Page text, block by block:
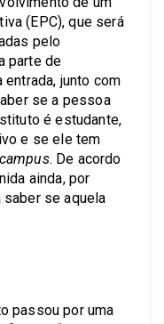
(EPC), que será
pelo
parte de
junto com
se a pessoa
é estudante,
e se ele tem
campus. De acordo
ainda, por
saber se aquela
passou por uma